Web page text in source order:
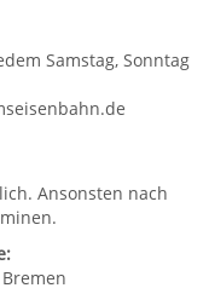
Samstag, Sonntag
Ansonsten nach